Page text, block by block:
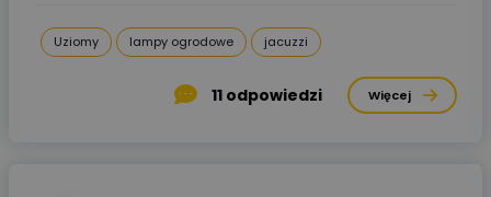
Uziomy lampy ogrodowe jacuzzi
11 odpowiedzi Więcej